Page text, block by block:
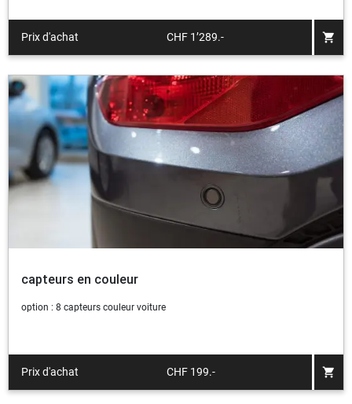
Prix d'achat CHF 1’289.- shopping_cart
capteurs en couleur
option : 8 capteurs couleur voiture
Prix d'achat CHF 199.- shopping_cart